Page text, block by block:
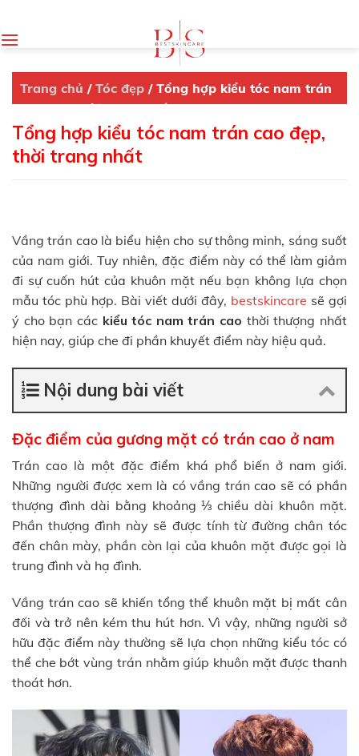
content
Trang chủ / Tóc đẹp / Tổng hợp kiểu tóc nam trán
cao đẹp, thời trang nhất
Tổng hợp kiểu tóc nam trán cao đẹp,
thời trang nhất
Vầng trán cao là biểu hiện cho sự thông minh, sáng suốt
của nam giới. Tuy nhiên, đặc điểm này có thể làm giảm
đi sự cuốn hút của khuôn mặt nếu bạn không lựa chọn
mẫu tóc phù hợp. Bài viết dưới đây, bestskincare sẽ gợi
ý cho bạn các kiểu tóc nam trán cao thời thượng nhất
hiện nay, giúp che đi phần khuyết điểm này hiệu quả.
Nội dung bài viết
Đặc điểm của gương mặt có trán cao ở nam
Trán cao là một đặc điểm khá phổ biến ở nam giới.
Những người được xem là có vầng trán cao sẽ có phần
thượng đình dài bằng khoảng ⅓ chiều dài khuôn mặt.
Phần thượng đình này sẽ được tính từ đường chân tóc
đến chân mày, phần còn lại của khuôn mặt được gọi là
trung đình và hạ đình.
Vầng trán cao sẽ khiến tổng thể khuôn mặt bị mất cân
đối và trở nên kém thu hút hơn. Vì vậy, những người sở
hữu đặc điểm này thường sẽ lựa chọn những kiểu tóc có
thể che bớt vùng trán nhằm giúp khuôn mặt được thanh
thoát hơn.